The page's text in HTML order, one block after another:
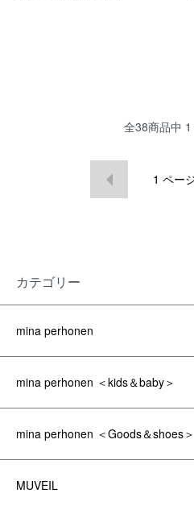
全38商品中
1 ペー
カテゴリー
mina perhonen
mina perhonen ＜kids＆baby＞
mina perhonen ＜Goods＆shoes＞
MUVEIL